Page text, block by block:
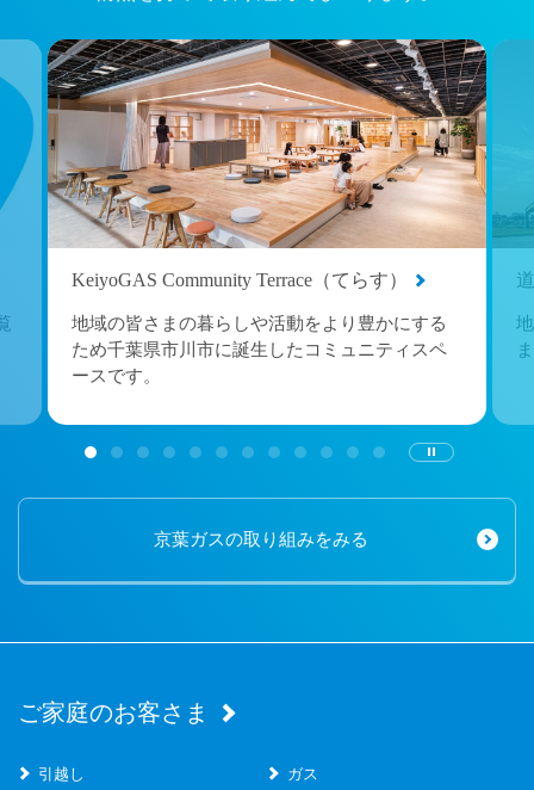
KeiyoGAS Community Terrace（てらす）
地域の皆さまの暮らしや活動をより豊かにする
ため千葉県市川市に誕生したコミュニティスペ
ースです。
京葉ガスの取り組みをみる
ご家庭のお客さま
引越し ガス